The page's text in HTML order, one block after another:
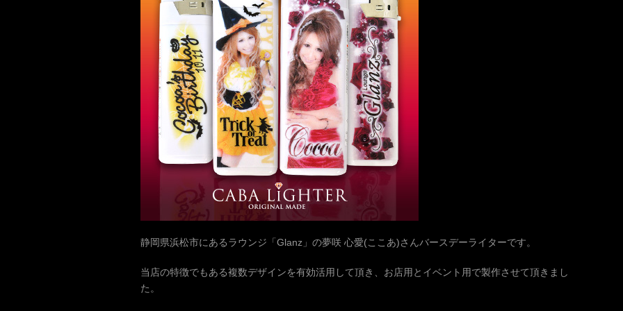
静岡県浜松市にあるラウンジ「Glanz」の夢咲 心愛(ここあ)さんバースデーライターです。
当店の特徴でもある複数デザインを有効活用して頂き、お店用とイベント用で製作させて頂きまし
た。